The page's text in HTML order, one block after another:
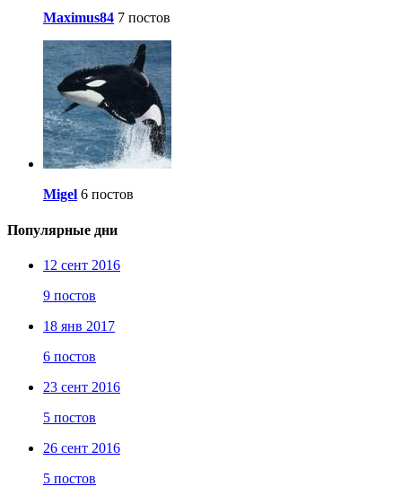
Maximus84 7 постов
Migel 6 постов
Популярные дни
12 сент 2016
9 постов
18 янв 2017
6 постов
23 сент 2016
5 постов
26 сент 2016
5 постов